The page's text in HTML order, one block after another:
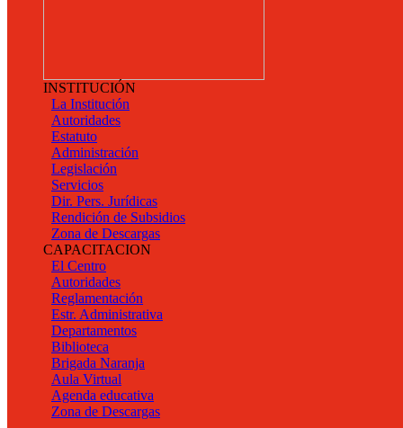
INSTITUCIÓN
La Institución
Autoridades
Estatuto
Administración
Legislación
Servicios
Dir. Pers. Jurídicas
Rendición de Subsidios
Zona de Descargas
CAPACITACION
El Centro
Autoridades
Reglamentación
Estr. Administrativa
Departamentos
Biblioteca
Brigada Naranja
Aula Virtual
Agenda educativa
Zona de Descargas